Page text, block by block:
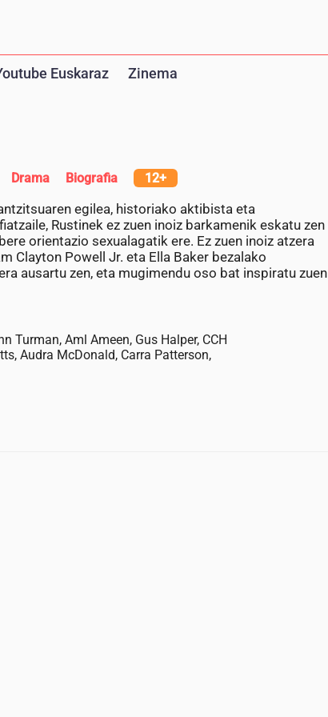
Euskaraz Zinema
Drama Biografia 12+
egilea, historiako aktibista eta
Rustinek ez zuen inoiz barkamenik eskatu zen
orientazio sexualagatik ere. Ez zuen inoiz atzera
Clayton Powell Jr. eta Ella Baker bezalako
ausartu zen, eta mugimendu oso bat inspiratu zuen
Turman, Aml Ameen, Gus Halper, CCH
Audra McDonald, Carra Patterson,